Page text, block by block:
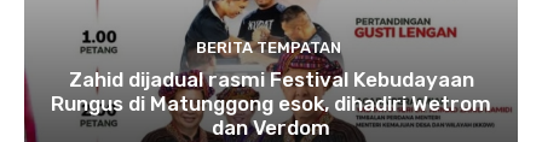
BERITA TEMPATAN
Zahid dijadual rasmi Festival Kebudayaan
Rungus di Matunggong esok, dihadiri Wetrom
dan Verdom